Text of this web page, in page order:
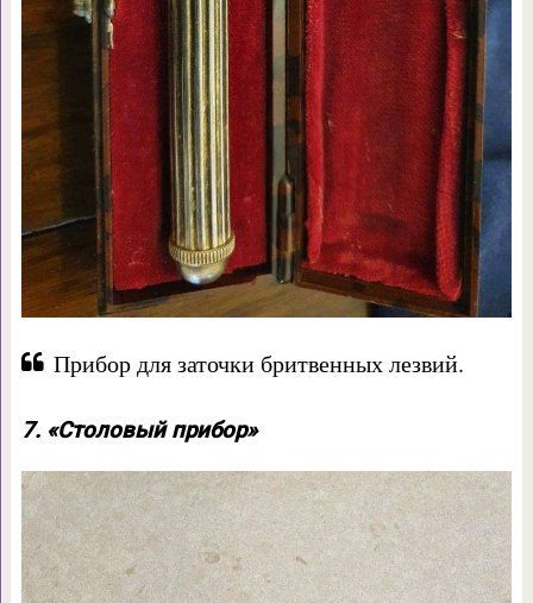
Прибор для заточки бритвенных лезвий.
7. «Столовый прибор»